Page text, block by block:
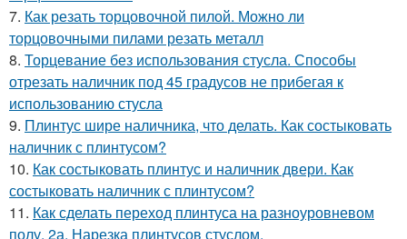
7. Как резать торцовочной пилой. Можно ли
торцовочными пилами резать металл
8. Торцевание без использования стусла. Способы
отрезать наличник под 45 градусов не прибегая к
использованию стусла
9. Плинтус шире наличника, что делать. Как состыковать
наличник с плинтусом?
10. Как состыковать плинтус и наличник двери. Как
состыковать наличник с плинтусом?
11. Как сделать переход плинтуса на разноуровневом
полу. 2а. Нарезка плинтусов стуслом.